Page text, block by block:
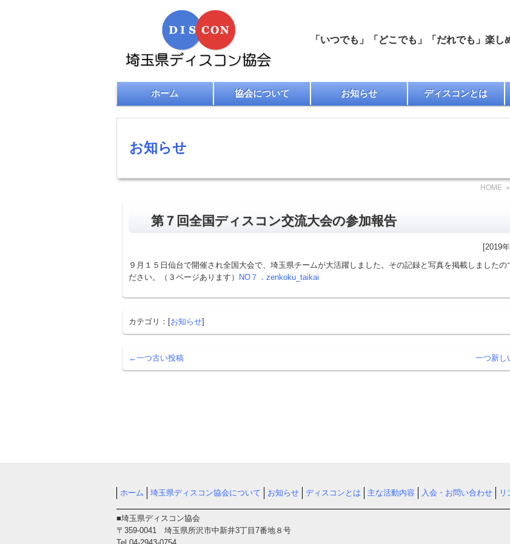
「いつでも」「どこでも」「だれでも」楽
ホーム 協会について お知らせ ディスコンとは
お知らせ
HOME »
第７回全国ディスコン交流大会の参加報告
[2019
９月１５日仙台で開催され全国大会で、埼玉県チームが大活躍しました。その記録と写真を掲載しましたの
ださい。（３ページあります）
NO７．zenkoku_taikai
カテゴリ：[お知らせ]
←一つ古い投稿 一つ新
ホーム 埼玉県ディスコン協会について お知らせ ディスコンとは 主な活動内容 入会・お問い合わせ リ
■埼玉県ディスコン協会
〒359-0041 埼玉県所沢市中新井3丁目7番地８号